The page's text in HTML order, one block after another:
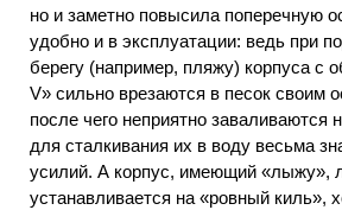
но и заметно повысила поперечную
удобно и в эксплуатации: ведь при
берегу (например, пляжу) корпуса с
V» сильно врезаются в песок своим
после чего неприятно заваливаются
для сталкивания их в воду весьма
усилий. А корпус, имеющий «лыжу»,
устанавливается на «ровный киль»,